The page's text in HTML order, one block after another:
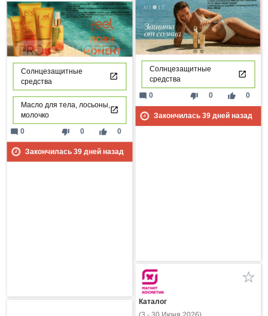
Солнцезащитные
средства
thumb_down 0 thumb_up 0
mode_comment 0
Закончилась 39дней назад
Солнцезащитные
средства
Масло для тела, лосьоны,
молочко
thumb_down 0 thumb_up 0
mode_comment 0
Закончилась 39дней назад
Каталог